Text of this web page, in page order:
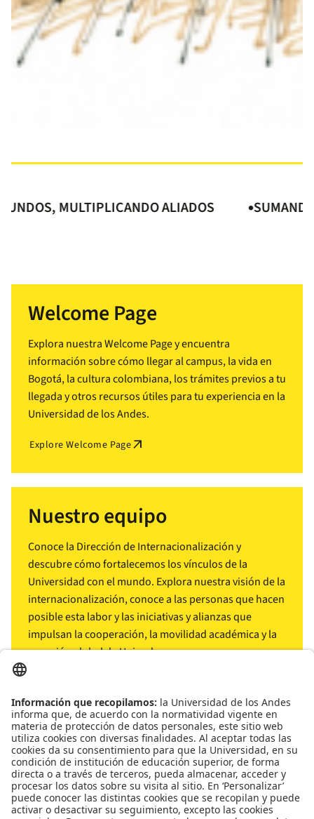
MULTIPLICANDO ALIADOS SUMANDO
Welcome Page
Explora nuestra Welcome Page y encuentra
información sobre cómo llegar al campus, la vida en
Bogotá, la cultura colombiana, los trámites previos a tu
llegada y otros recursos útiles para tu experiencia en la
Universidad de los Andes.
Explore Welcome Pagearrow_outward
Nuestro equipo
Conoce la Dirección de Internacionalización y
descubre cómo fortalecemos los vínculos de la
Universidad con el mundo. Explora nuestra visión de la
internacionalización, conoce a las personas que hacen
posible esta labor y las iniciativas y alianzas que
impulsan la cooperación, la movilidad académica y la
conexión global de Uniandes.